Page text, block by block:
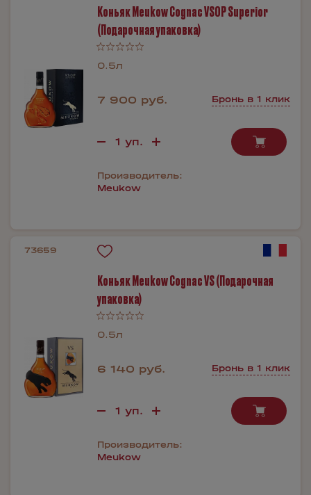
Коньяк Meukow Cognac VSOP Superior
(Подарочная упаковка)
0.5л
7 900 руб. Бронь в 1 клик
Производитель:
Meukow
73659
Коньяк Meukow Cognac VS (Подарочная
упаковка)
0.5л
6 140 руб. Бронь в 1 клик
Производитель:
Meukow